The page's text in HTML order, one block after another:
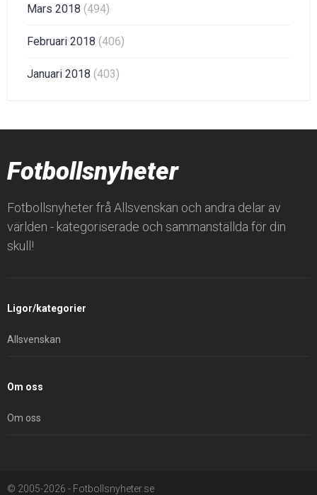
Mars 2018 (494)
Februari 2018 (406)
Januari 2018 (403)
Fotbollsnyheter
Fotbollsnyheter frå Allsvenskan och andra delar av
världen - kategoriserade och sammanställda för din
skull!
Ligor/kategorier
Allsvenskan
Om oss
Om oss
© 2005-2026 - Fotbollsnyheter.se